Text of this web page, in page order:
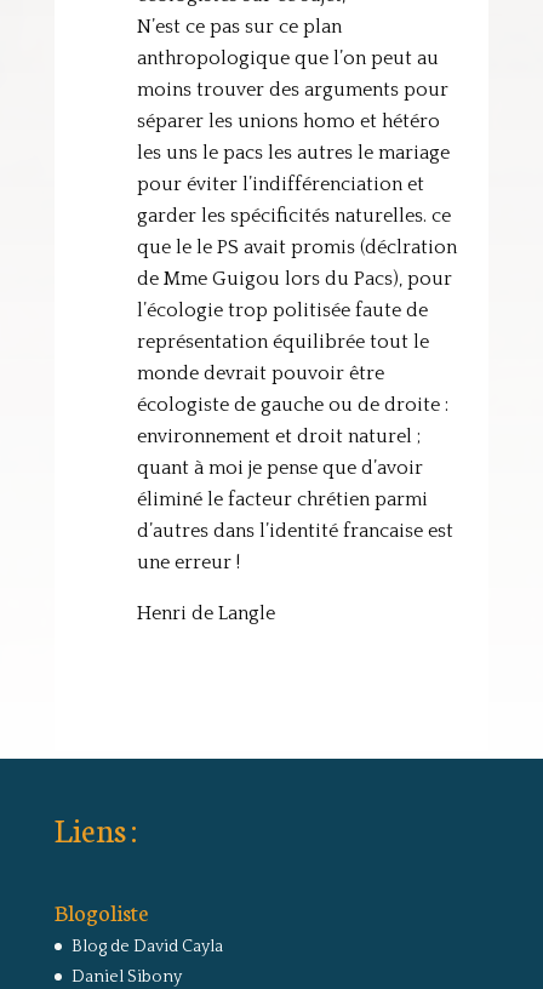
N’est ce pas sur ce plan
anthropologique que l’on peut au
moins trouver des arguments pour
séparer les unions homo et hétéro
les uns le pacs les autres le mariage
pour éviter l’indifférenciation et
garder les spécificités naturelles. ce
que le le PS avait promis (déclration
de Mme Guigou lors du Pacs), pour
l’écologie trop politisée faute de
représentation équilibrée tout le
monde devrait pouvoir être
écologiste de gauche ou de droite :
environnement et droit naturel ;
quant à moi je pense que d’avoir
éliminé le facteur chrétien parmi
d’autres dans l’identité francaise est
une erreur !
Henri de Langle
Liens :
Blogoliste
Blog de David Cayla
Daniel Sibony